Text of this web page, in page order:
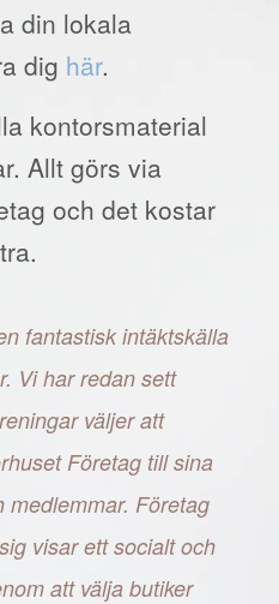
din lokala
dig här.
kontorsmaterial
Allt görs via
och det kostar
fantastisk intäktskälla
Vi har redan sett
väljer att
Företag till sina
medlemmar. Företag
visar ett socialt och
att välja butiker